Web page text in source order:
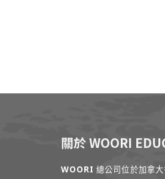
關於 WOORI
WOORI 總公司位於加拿